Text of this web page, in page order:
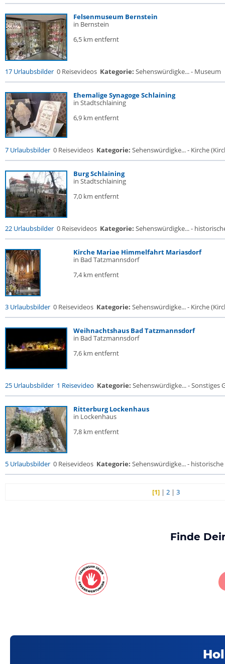
Felsenmuseum Bernstein
in Bernstein
6,5 km entfernt
17 Urlaubsbilder 0 Reisevideos Kategorie: Sehenswürdigke... - Museum
Ehemalige Synagoge Schlaining
in Stadtschlaining
6,9 km entfernt
7 Urlaubsbilder 0 Reisevideos Kategorie: Sehenswürdigke... - Kirche
Burg Schlaining
in Stadtschlaining
7,0 km entfernt
22 Urlaubsbilder 0 Reisevideos Kategorie: Sehenswürdigke... -
Kirche Mariae Himmelfahrt Mariasdorf
in Bad Tatzmannsdorf
7,4 km entfernt
3 Urlaubsbilder 0 Reisevideos Kategorie: Sehenswürdigke... - Kirche
Weihnachtshaus Bad Tatzmannsdorf
in Bad Tatzmannsdorf
7,6 km entfernt
25 Urlaubsbilder 1 Reisevideo Kategorie: Sehenswürdigke... - Sonstiges
Ritterburg Lockenhaus
in Lockenhaus
7,8 km entfernt
5 Urlaubsbilder 0 Reisevideos Kategorie: Sehenswürdigke... - historische
[1] |2 |3
Finde